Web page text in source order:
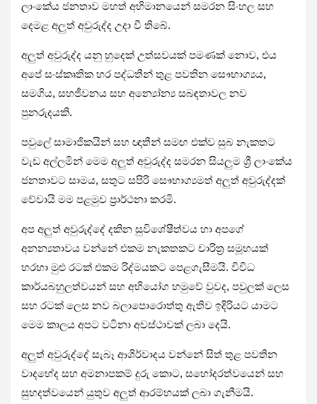
ලාංකේය ජනතාව මහත් අභිමානයෙන් සමරන සිංහල සහ
දෙමළ අලුත් අවුරුද්ද උදා වී තිබේ.
අලුත් අවුරුද්ද යනු හුදෙක් උත්සවයක් පමණක් නොව, එය
අපේ සංස්කෘතික හර පද්ධතීන් තුළ පවතින සෞභාග්‍යය,
සමගිය, සහජීවනය සහ අන්‍යෝන්‍ය සබඳතාවල නව
පුනරුදයකි.
පවුලේ සාමාජිකයින් සහ ඥාතීන් සමඟ එක්ව සුබ නැකතට
වැඩ අල්ලමින් මෙම අලුත් අවුරුද්ද සමරන සියලුම ශ්‍රී ලාංකේය
ජනතාවට සාමය, සතුට සපිරි සෞභාග්‍යමත් අලුත් අවුරුද්දක්
වේවායි මම පළමුව ප්‍රාර්ථනා කරමි.
අප අලුත් අවුරුද්දේ දකින සුවිශේෂීත්වය හා අපගේ
අනන්‍යතාවය වන්නේ එකම නැකතකට චාරිත්‍ර සමූහයක්
හරහා මුළු රටක් එකම රිද්මයකට පෙළගැසීමයි. විවිධ
කාර්යබහුලත්වයන් සහ අභියෝග හමුවේ වුවද, පවුලක් ලෙස
සහ රටක් ලෙස නව බලාපොරොත්තු ඇතිව ඉදිරියට යාමට
මෙම කාලය අපට වටිනා අවස්ථාවක් ලබා දෙයි.
අලුත් අවුරුද්දේ සැබෑ ආශිර්වාදය වන්නේ සිත් තුළ පවතින
වාදභේද සහ අමනාපකම් දුරු කොට, සහෝදරත්වයෙන් සහ
සුහදත්වයෙන් යුතුව අලුත් ආරම්භයක් ලබා ගැනීමයි.